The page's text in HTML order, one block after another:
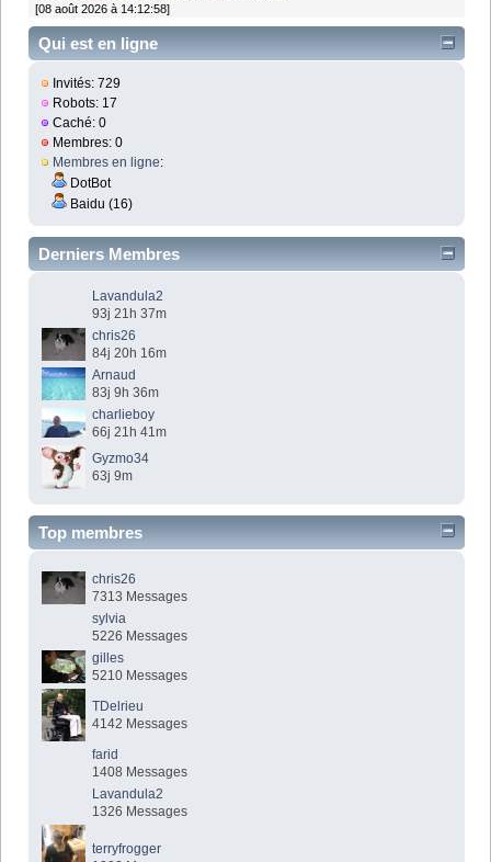
[08 août 2026 à 14:12:58]
Qui est en ligne
Invités: 729
Robots: 17
Caché: 0
Membres: 0
Membres en ligne:
DotBot
Baidu (16)
Derniers Membres
Lavandula2
93j 21h 37m
chris26
84j 20h 16m
Arnaud
83j 9h 36m
charlieboy
66j 21h 41m
Gyzmo34
63j 9m
Top membres
chris26
7313 Messages
sylvia
5226 Messages
gilles
5210 Messages
TDelrieu
4142 Messages
farid
1408 Messages
Lavandula2
1326 Messages
terryfrogger